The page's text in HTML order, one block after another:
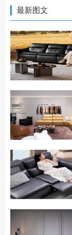
最新图文